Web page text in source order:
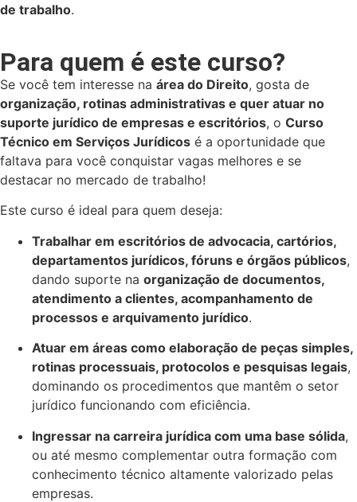
de trabalho.
Para quem é este curso?
Se você tem interesse na área do Direito, gosta de
organização, rotinas administrativas e quer atuar no
suporte jurídico de empresas e escritórios, o Curso
Técnico em Serviços Jurídicos é a oportunidade que
faltava para você conquistar vagas melhores e se
destacar no mercado de trabalho!
Este curso é ideal para quem deseja:
Trabalhar em escritórios de advocacia, cartórios,
departamentos jurídicos, fóruns e órgãos públicos,
dando suporte na organização de documentos,
atendimento a clientes, acompanhamento de
processos e arquivamento jurídico.
Atuar em áreas como elaboração de peças simples,
rotinas processuais, protocolos e pesquisas legais,
dominando os procedimentos que mantêm o setor
jurídico funcionando com eficiência.
Ingressar na carreira jurídica com uma base sólida,
ou até mesmo complementar outra formação com
conhecimento técnico altamente valorizado pelas
empresas.